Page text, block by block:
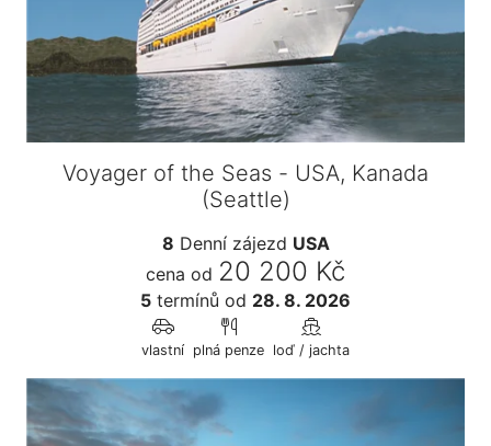
Voyager of the Seas - USA, Kanada
(Seattle)
8 Denní zájezd USA
cena od 20 200 Kč
5 termínů od 28. 8. 2026
vlastní plná penze loď / jachta